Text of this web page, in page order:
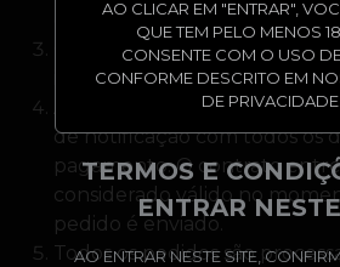
AO CLICAR EM "ENTRAR",
QUE TEM PELO MENOS
CONSENTE COM O USO
CONFORME DESCRITO EM
DE PRIVACIDADE.
TERMOS E
ENTRAR
AO ENTRAR NESTE SITE,
encriptação SSL.
O cartão de crédito do
imediatamente após a
Após a compra, o assinante
de notificação com todos os
pagamento. O contrato
considerado válido no
pedido é enviado.
Todos os pedidos são